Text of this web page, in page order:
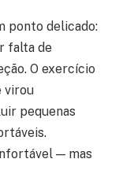
ponto delicado:
falta de
O exercício
virou
pequenas
— mas